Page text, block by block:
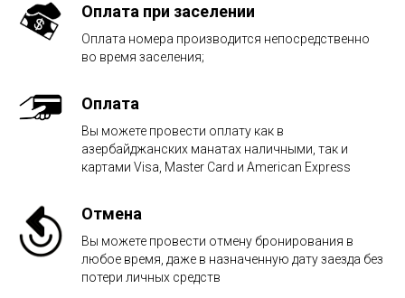
Оплата при заселении
Оплата номера производится непосредственно
во время заселения;
Оплата
Вы можете провести оплату как в
азербайджанских манатах наличными, так и
картами Visa, Master Card и American Express
Отмена
Вы можете провести отмену бронирования в
любое время, даже в назначенную дату заезда без
потери личных средств